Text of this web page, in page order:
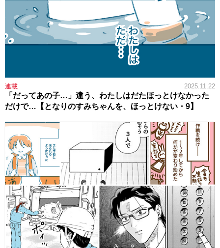
連載 2025.11.22
「だってあの子…」違う、わたしはだたほっとけなかった
だけで…【となりのすみちゃんを、ほっとけない・9】